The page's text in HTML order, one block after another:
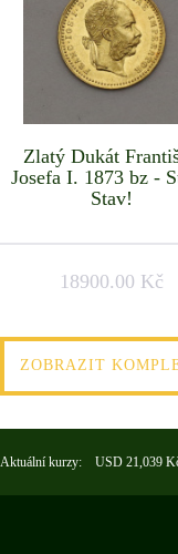
Zlatý Dukát
Josefa I. 1873 bz -
Stav!
18900.00 Kč
ZOBRAZIT
Aktuální kurzy: USD 21,039